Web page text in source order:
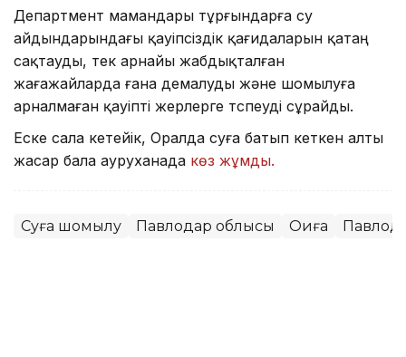
Департмент мамандары тұрғындарға су
айдындарындағы қауіпсіздік қағидаларын қатаң
сақтауды, тек арнайы жабдықталған
жағажайларда ғана демалуды және шомылуға
арналмаған қауіпті жерлерге түспеуді сұрайды.
Еске сала кетейік, Оралда суға батып кеткен алты
жасар бала ауруханада көз жұмды.
Суға шомылу Павлодар облысы Оқиға